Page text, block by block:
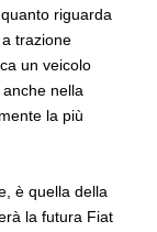
riguarda
trazione
un veicolo
nella
la più
è quella della
la futura Fiat